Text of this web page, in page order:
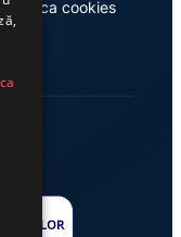
Politica cookies